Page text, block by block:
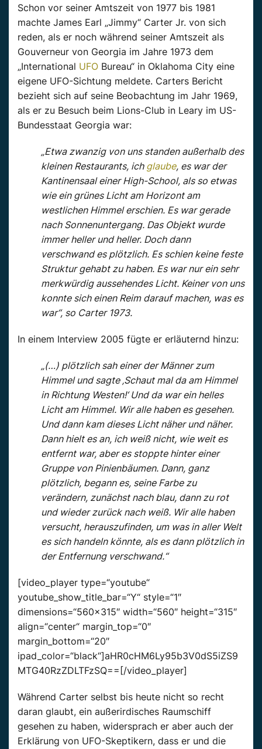
Schon vor seiner Amtszeit von 1977 bis 1981
machte James Earl „Jimmy“ Carter Jr. von sich
reden, als er noch während seiner Amtszeit als
Gouverneur von Georgia im Jahre 1973 dem
„International UFO Bureau“ in Oklahoma City eine
eigene UFO-Sichtung meldete. Carters Bericht
bezieht sich auf seine Beobachtung im Jahr 1969,
als er zu Besuch beim Lions-Club in Leary im US-
Bundesstaat Georgia war:
„Etwa zwanzig von uns standen außerhalb des
kleinen Restaurants, ich glaube, es war der
Kantinensaal einer High-School, als so etwas
wie ein grünes Licht am Horizont am
westlichen Himmel erschien. Es war gerade
nach Sonnenuntergang. Das Objekt wurde
immer heller und heller. Doch dann
verschwand es plötzlich. Es schien keine feste
Struktur gehabt zu haben. Es war nur ein sehr
merkwürdig aussehendes Licht. Keiner von uns
konnte sich einen Reim darauf machen, was es
war“, so Carter 1973.
In einem Interview 2005 fügte er erläuternd hinzu:
„(…) plötzlich sah einer der Männer zum
Himmel und sagte ‚Schaut mal da am Himmel
in Richtung Westen!‘ Und da war ein helles
Licht am Himmel. Wir alle haben es gesehen.
Und dann kam dieses Licht näher und näher.
Dann hielt es an, ich weiß nicht, wie weit es
entfernt war, aber es stoppte hinter einer
Gruppe von Pinienbäumen. Dann, ganz
plötzlich, begann es, seine Farbe zu
verändern, zunächst nach blau, dann zu rot
und wieder zurück nach weiß. Wir alle haben
versucht, herauszufinden, um was in aller Welt
es sich handeln könnte, als es dann plötzlich in
der Entfernung verschwand.“
[video_player type=“youtube“
youtube_show_title_bar=“Y“ style=“1″
dimensions=“560×315″ width=“560″ height=“315″
align=“center“ margin_top=“0″
margin_bottom=“20″
ipad_color=“black“]aHR0cHM6Ly95b3V0dS5iZS9
MTG40RzZDLTFzSQ==[/video_player]
Während Carter selbst bis heute nicht so recht
daran glaubt, ein außerirdisches Raumschiff
gesehen zu haben, widersprach er aber auch der
Erklärung von UFO-Skeptikern, dass er und die